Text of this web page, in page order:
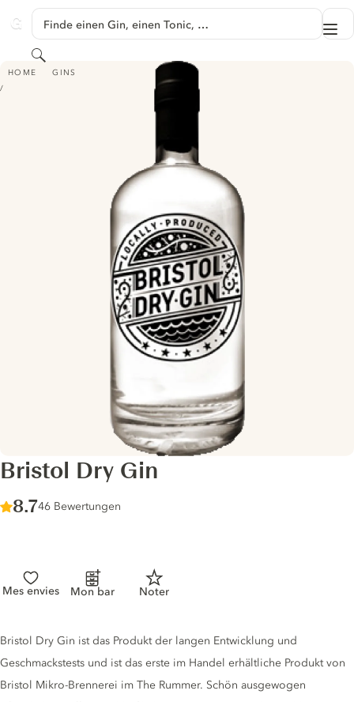
GINVENTORY
Finde einen Gin, einen Tonic, …
Suchen
HOME GINS
BRISTOL DRY GIN
Bristol Dry Gin
Score :
8.7/ 10
46 Bewertungen
Mes envies Mon bar Noter
Gin description
Bristol Dry Gin ist das Produkt der langen Entwicklung und
Geschmackstests und ist das erste im Handel erhältliche Produkt von
Bristol Mikro-Brennerei im The Rummer. Schön ausgewogen